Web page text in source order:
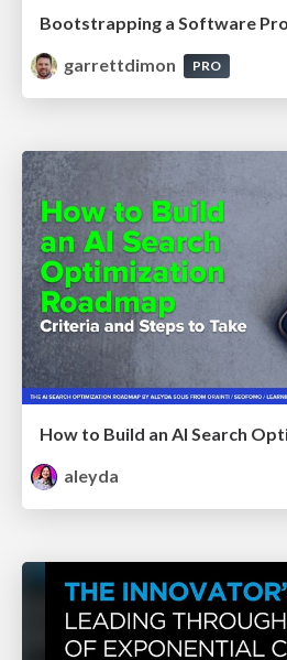
Bootstrapping a Software
garrettdimon
PRO
aleyda